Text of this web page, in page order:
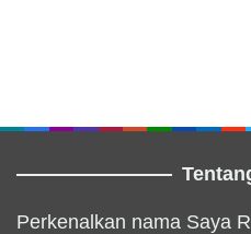
Perkenalkan nama Saya